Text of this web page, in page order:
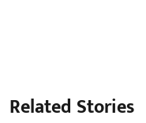
Related Stories